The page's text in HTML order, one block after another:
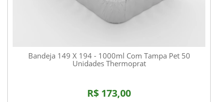
Bandeja 149 X 194 - 1000ml Com Tampa Pet 50
Unidades Thermoprat
R$ 173,00